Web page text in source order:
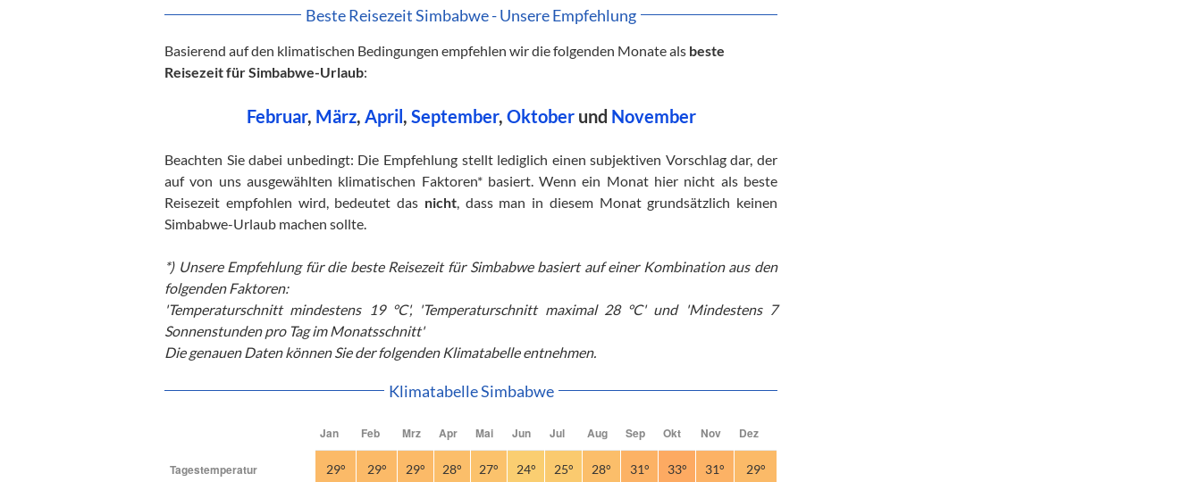
Beste Reisezeit Simbabwe - Unsere Empfehlung
Basierend auf den klimatischen Bedingungen empfehlen wir die folgenden Monate als beste
Reisezeit für Simbabwe-Urlaub:
Februar, März, April, September, Oktoberund November
Beachten Sie dabei unbedingt: Die Empfehlung stellt lediglich einen subjektiven Vorschlag dar, der
auf von uns ausgewählten klimatischen Faktoren* basiert. Wenn ein Monat hier nicht als beste
Reisezeit empfohlen wird, bedeutet das nicht, dass man in diesem Monat grundsätzlich keinen
Simbabwe-Urlaub machen sollte.
*) Unsere Empfehlung für die beste Reisezeit für Simbabwe basiert auf einer Kombination aus den
folgenden Faktoren:
'Temperaturschnitt mindestens 19 °C', 'Temperaturschnitt maximal 28 °C' und 'Mindestens 7
Sonnenstunden pro Tag im Monatsschnitt'
Die genauen Daten können Sie der folgenden Klimatabelle entnehmen.
Klimatabelle Simbabwe
Jan Feb Mrz Apr Mai Jun Jul Aug Sep Okt Nov Dez
Tagestemperatur 29° 29° 29° 28° 27° 24° 25° 28° 31° 33° 31° 29°